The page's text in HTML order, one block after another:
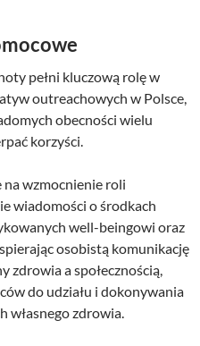
pełni kluczową rolę w
outreachowych w Polsce,
obecności wielu
korzyści.
wzmocnienie roli
wiadomości o środkach
well-beingowi oraz
osobistą komunikację
zdrowia a społecznością,
do udziału i dokonywania
własnego zdrowia.